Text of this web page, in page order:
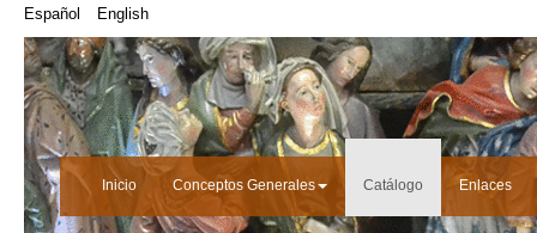
Español English
Inicio Conceptos Generales Catálogo Enlaces